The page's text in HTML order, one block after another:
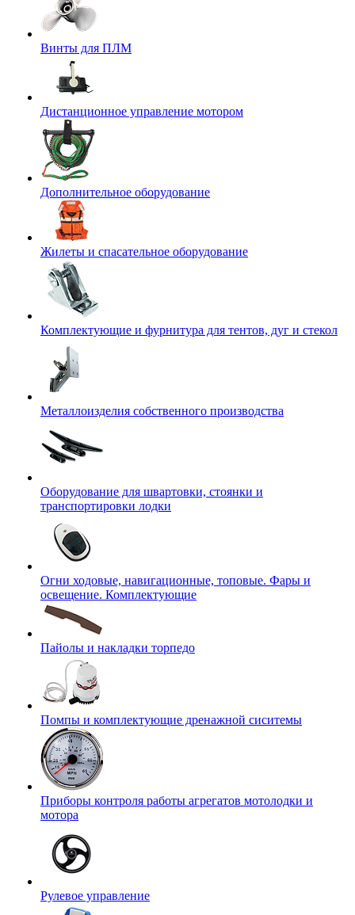
Винты для ПЛМ
Дистанционное управление мотором
Дополнительное оборудование
Жилеты и спасательное оборудование
Комплектующие и фурнитура для тентов, дуг и стекол
Металлоизделия собственного производства
Оборудование для швартовки, стоянки и
транспортировки лодки
Огни ходовые, навигационные, топовые. Фары и
освещение. Комплектующие
Пайолы и накладки торпедо
Помпы и комплектующие дренажной сиситемы
Приборы контроля работы агрегатов мотолодки и
мотора
Рулевое управление